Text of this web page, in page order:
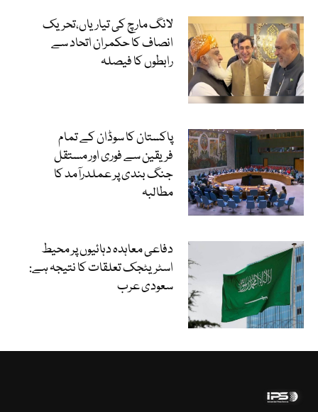
لانگ مارچ کی تیاریاں،تحریک
انصاف کا حکمران اتحاد سے
رابطوں کا فیصلہ
پاکستان کا سوڈان کے تمام
فریقین سے فوری اور مستقل
جنگ بندی پر عملدرآمد کا
مطالبہ
دفاعی معاہدہ دہائیوں پر محیط
اسٹریٹجک تعلقات کا نتیجہ ہے:
سعودی عرب